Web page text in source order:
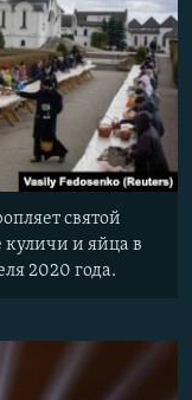
святой
и яйца в
2020 года.